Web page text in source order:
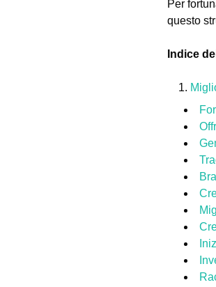
Per
questo
Indice